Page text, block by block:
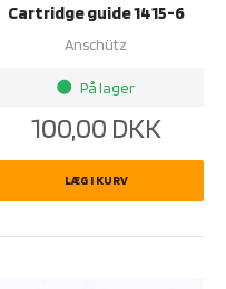
Cartridge guide 1415-6
Anschütz
brightness_1 På lager
100,00 DKK
LÆG I KURV